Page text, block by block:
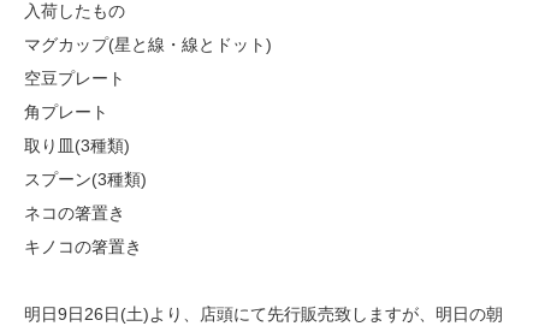
入荷したもの
マグカップ(星と線・線とドット)
空豆プレート
角プレート
取り皿(3種類)
スプーン(3種類)
ネコの箸置き
キノコの箸置き
明日9日26日(土)より、店頭にて先行販売致しますが、明日の朝